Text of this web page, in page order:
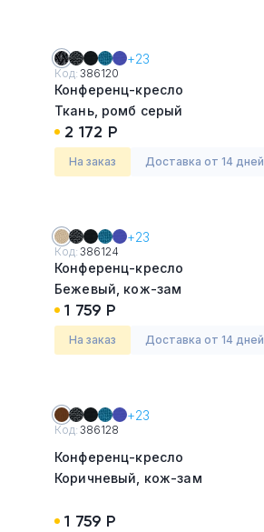
+23
Код:386120
Конференц-кресло
Ткань, ромб серый
2 172 Р
На заказ Доставка от 14 дней
+23
Код:386124
Конференц-кресло
Бежевый, кож-зам
1 759 Р
На заказ Доставка от 14 дней
+23
Код:386128
Конференц-кресло
Коричневый, кож-зам
1 759 Р